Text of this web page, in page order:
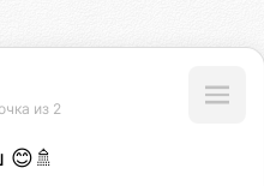
из 2